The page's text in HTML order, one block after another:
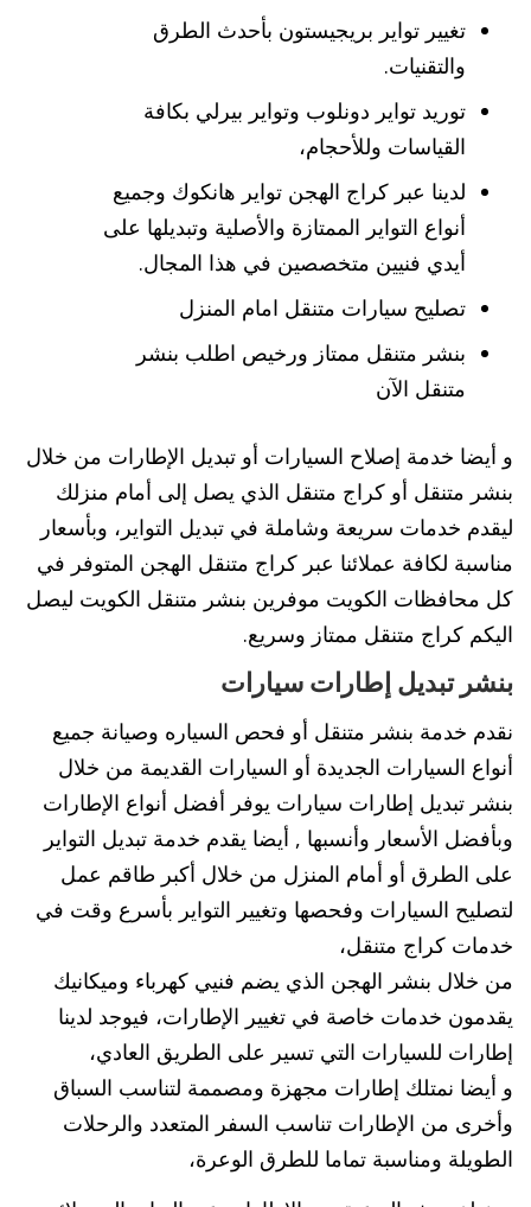
تغيير تواير بريجيستون بأحدث الطرق
والتقنيات.
توريد تواير دونلوب وتواير بيرلي بكافة
القياسات وللأحجام،
لدينا عبر كراج الهجن تواير هانكوك وجميع
أنواع التواير الممتازة والأصلية وتبديلها على
أيدي فنيين متخصصين في هذا المجال.
تصليح سيارات متنقل امام المنزل
بنشر متنقل ممتاز ورخيص اطلب بنشر
متنقل الآن
و أيضا خدمة إصلاح السيارات أو تبديل الإطارات من خلال
بنشر متنقل أو كراج متنقل الذي يصل إلى أمام منزلك
ليقدم خدمات سريعة وشاملة في تبديل التواير، وبأسعار
مناسبة لكافة عملائنا عبر كراج متنقل الهجن المتوفر في
كل محافظات الكويت موفرين بنشر متنقل الكويت ليصل
اليكم كراج متنقل ممتاز وسريع.
بنشر تبديل إطارات سيارات
نقدم خدمة بنشر متنقل أو فحص السياره وصيانة جميع
أنواع السيارات الجديدة أو السيارات القديمة من خلال
بنشر تبديل إطارات سيارات يوفر أفضل أنواع الإطارات
وبأفضل الأسعار وأنسبها , أيضا يقدم خدمة تبديل التواير
على الطرق أو أمام المنزل من خلال أكبر طاقم عمل
لتصليح السيارات وفحصها وتغيير التواير بأسرع وقت في
خدمات كراج متنقل،
من خلال بنشر الهجن الذي يضم فنيي كهرباء وميكانيك
يقدمون خدمات خاصة في تغيير الإطارات، فيوجد لدينا
إطارات للسيارات التي تسير على الطريق العادي،
و أيضا نمتلك إطارات مجهزة ومصممة لتناسب السباق
وأخرى من الإطارات تناسب السفر المتعدد والرحلات
الطويلة ومناسبة تماما للطرق الوعرة،